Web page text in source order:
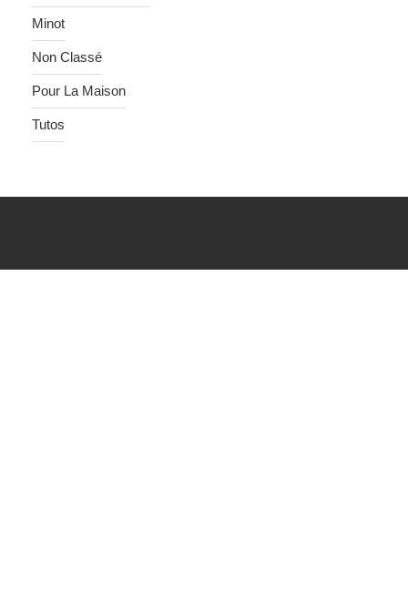
Minot
Non Classé
Pour La Maison
Tutos